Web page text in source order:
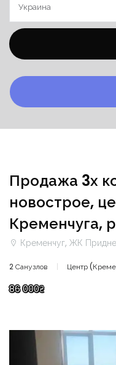
Продажа 3х
новострое,
Кременчуга,
Кременчуг, ЖК
2 Санузлов Центр
86 000₴